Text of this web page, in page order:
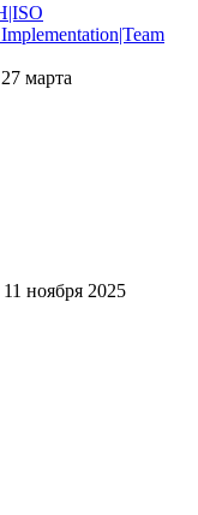
27 марта
11 ноября 2025